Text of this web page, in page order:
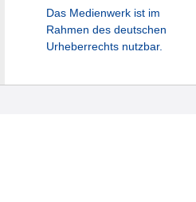
Das Medienwerk ist im
Rahmen des deutschen
Urheberrechts nutzbar.